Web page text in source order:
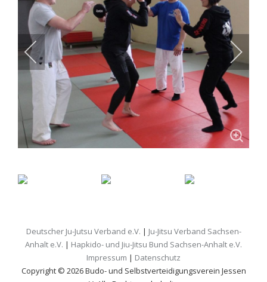
Deutscher Ju-Jutsu Verband e.V. | Ju-Jitsu Verband Sachsen-
Anhalt e.V. | Hapkido- und Jiu-Jitsu Bund Sachsen-Anhalt e.V.
Impressum | Datenschutz
Copyright © 2026 Budo- und Selbstverteidigungsverein Jessen